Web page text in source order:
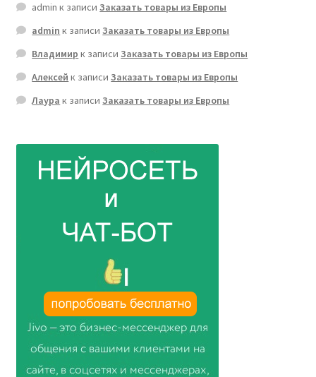
admin к записиЗаказать товары из Европы
admin к записиЗаказать товары из Европы
Владимир к записиЗаказать товары из Европы
Алексей к записиЗаказать товары из Европы
Лаура к записиЗаказать товары из Европы